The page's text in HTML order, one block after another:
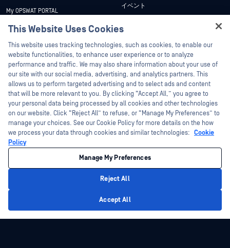
My OPSWAT PORTAL
技術文書
トレーニング
脆弱性対策プログラム
パートナー
認証
テクノロジー・パートナー
OPSWAT チャネル パートナー
イベント
ホワイトペーパー
無料ツール
©2026OPSWAT . All rights reserved.OPSWAT、MetaDefender、Metascan、
MetaAccess、OPSWAT 、Trust no File. Trust No Device.、OPSWAT 、Protecting the
World's Critical Infrastructure、Deep CDR™ Technology、InQuest、InQuestロゴ、
DFI、RetroHunt、Deep File Inspection、およびJoin the Huntは、OPSWAT の商標
です。第三者の商標は、それぞれの所有者の財産です。
プライバシーポリシー クッキー設定
This Website Uses Cookies
This website uses tracking technologies, such as cookies, to enable our
website functionalities, to enhance user experience or to analyze
performance and traffic. We may also share information about your use of
our site with our social media, advertising, and analytics partners. This
allows us to perform targeted advertising and to select ads and content
that will be more relevant to you. By clicking “Accept All,” you agree to
your personal data being processed by all cookies and other technologies
on our website. Click “Reject All” to refuse, or “Manage My Preferences” to
manage your choices. See our Cookie Policy for more details on the how
we process your data through cookies and similar technologies: Cookie
Policy
Manage My Preferences
Reject All
Accept All
Hey there!
I'm Ozzy, your OPSWAT virtual assistant.
How can I help you secure what's critical
today?